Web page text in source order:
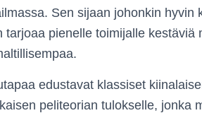
Sen sijaan johonkin hyvin
tarjoaa pienelle toimijalle
edustavat klassiset
peliteorian tulokselle, jonka